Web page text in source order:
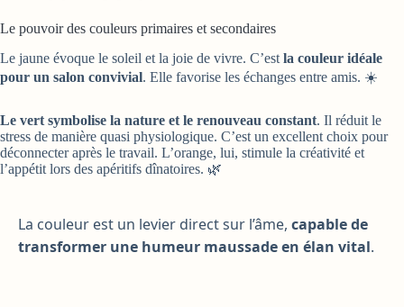
Le pouvoir des couleurs primaires et secondaires
Le jaune évoque le soleil et la joie de vivre. C’est la couleur idéale
pour un salon convivial. Elle favorise les échanges entre amis. ☀️
Le vert symbolise la nature et le renouveau constant. Il réduit le
stress de manière quasi physiologique. C’est un excellent choix pour
déconnecter après le travail. L’orange, lui, stimule la créativité et
l’appétit lors des apéritifs dînatoires. 🌿
La couleur est un levier direct sur l’âme, capable de
transformer une humeur maussade en élan vital.